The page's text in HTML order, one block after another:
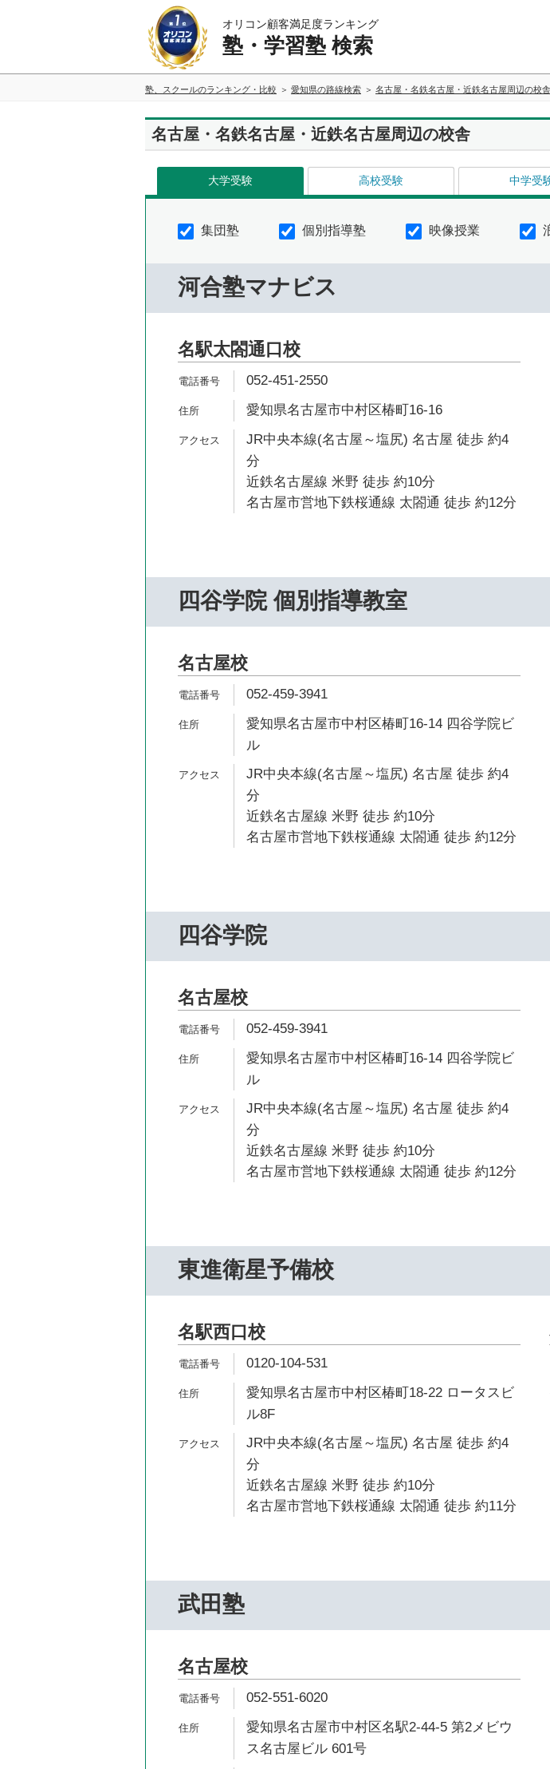
オリコン顧客満足度ランキング
塾・学習塾 検索
塾、スクールのランキング・比較 愛知県の路線検索 名古屋・名鉄名古屋・近鉄名古屋周辺の校
名古屋・名鉄名古屋・近鉄名古屋周辺の校舎
大学受験 高校受験 中学受
集団塾 個別指導塾 映像授業
河合塾マナビス
名駅太閤通口校
052-451-2550
愛知県名古屋市中村区椿町16-16
JR中央本線(名古屋～塩尻) 名古屋 徒歩 約4
分
近鉄名古屋線 米野 徒歩 約10分
名古屋市営地下鉄桜通線 太閤通 徒歩 約12分
四谷学院 個別指導教室
名古屋校
052-459-3941
愛知県名古屋市中村区椿町16-14 四谷学院ビ
ル
JR中央本線(名古屋～塩尻) 名古屋 徒歩 約4
分
近鉄名古屋線 米野 徒歩 約10分
名古屋市営地下鉄桜通線 太閤通 徒歩 約12分
四谷学院
名古屋校
052-459-3941
愛知県名古屋市中村区椿町16-14 四谷学院ビ
ル
JR中央本線(名古屋～塩尻) 名古屋 徒歩 約4
分
近鉄名古屋線 米野 徒歩 約10分
名古屋市営地下鉄桜通線 太閤通 徒歩 約12分
東進衛星予備校
名駅西口校
0120-104-531
愛知県名古屋市中村区椿町18-22 ロータスビ
ル8F
JR中央本線(名古屋～塩尻) 名古屋 徒歩 約4
分
近鉄名古屋線 米野 徒歩 約10分
名古屋市営地下鉄桜通線 太閤通 徒歩 約11分
武田塾
名古屋校
052-551-6020
愛知県名古屋市中村区名駅2-44-5 第2メビウ
ス名古屋ビル 601号